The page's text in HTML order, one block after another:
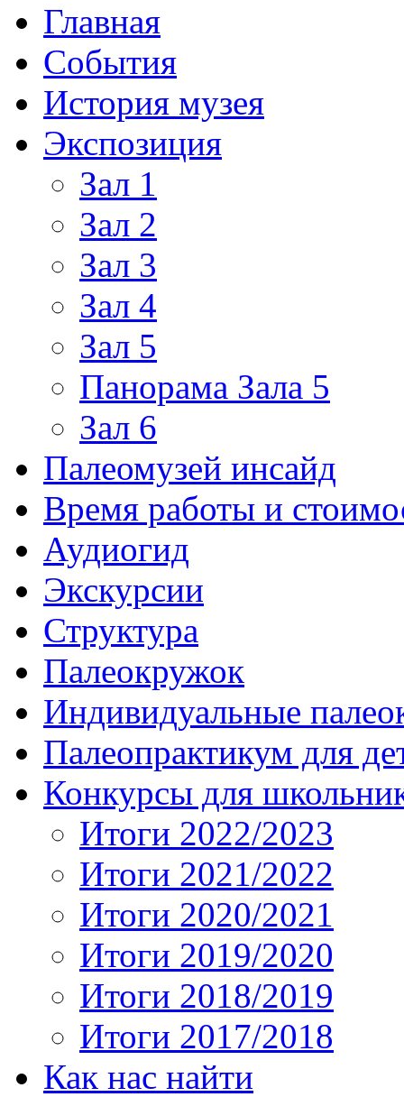
Главная
События
История музея
Экспозиция
Зал 1
Зал 2
Зал 3
Зал 4
Зал 5
Панорама Зала 5
Зал 6
Палеомузей инсайд
Время работы и
Аудиогид
Экскурсии
Структура
Палеокружок
Индивидуальные
Палеопрактикум для
Конкурсы для
Итоги 2022/2023
Итоги 2021/2022
Итоги 2020/2021
Итоги 2019/2020
Итоги 2018/2019
Итоги 2017/2018
Как нас найти